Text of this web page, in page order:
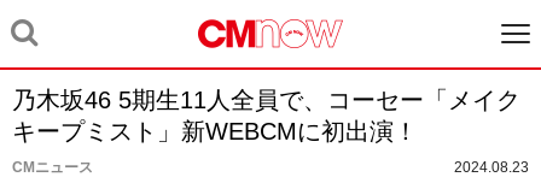
乃木坂46 5期生11人全員で、コーセー「メイク
キープミスト」新WEBCMに初出演！
CMニュース 2024.08.23